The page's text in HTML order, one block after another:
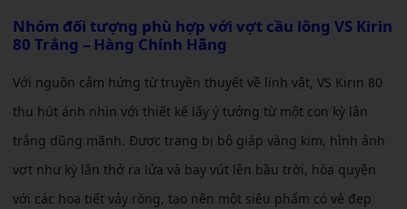
Nhóm đối tượng phù hợp với vợt cầu lông VS Kirin
80 Trắng – Hàng Chính Hãng
Với nguồn cảm hứng từ truyền thuyết về linh vật, VS Kirin 80
thu hút ánh nhìn với thiết kế lấy ý tưởng từ một con kỳ lân
trắng dũng mãnh. Được trang bị bộ giáp vàng kim, hình ảnh
vợt như kỳ lân thở ra lửa và bay vút lên bầu trời, hòa quyện
với các hoạ tiết vảy rồng, tạo nên một siêu phẩm có vẻ đẹp